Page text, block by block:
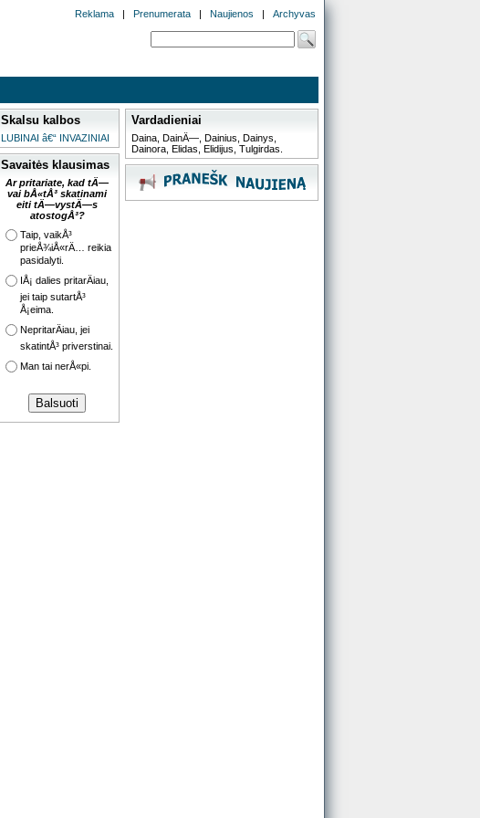
Reklama | Prenumerata | Naujienos | Archyvas
Skalsu kalbos
LUBINAI â€“ INVAZINIAI
Savaitės klausimas
Ar pritariate, kad tÄ—
vai bÅ«tÅ³ skatinami
eiti tÄ—vystÄ—s
atostogÅ³?
Taip, vaikÅ³
prieÅ¾iÅ«rÄ… reikia
pasidalyti.
IÅ¡ dalies pritarÄiau,
jei taip sutartÅ³
Å¡eima.
NepritarÄiau, jei
skatintÅ³ priverstinai.
Man tai nerÅ«pi.
Vardadieniai
Daina, DainÄ—, Dainius, Dainys,
Dainora, Elidas, Elidijus, Tulgirdas.